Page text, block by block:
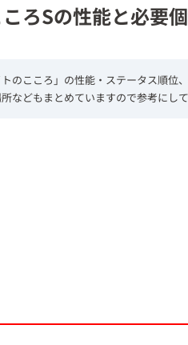
ろSの性能と必要
のこころ」の性能・ステータス順位
などもまとめていますので参考にして